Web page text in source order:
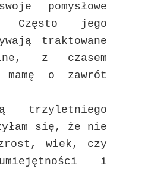
pomysłowe
Często jego
traktowane
z czasem
mamę o zawrót
trzyletniego
się, że nie
wiek, czy
i